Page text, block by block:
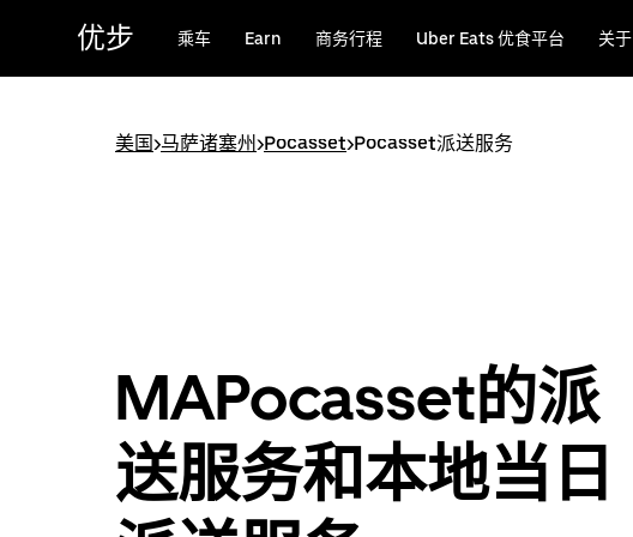
优步 乘车 Earn 商务行程 Uber Eats 优食平台 关于
美国>马萨诸塞州>Pocasset>Pocasset派送服务
MAPocasset的派
送服务和本地当日